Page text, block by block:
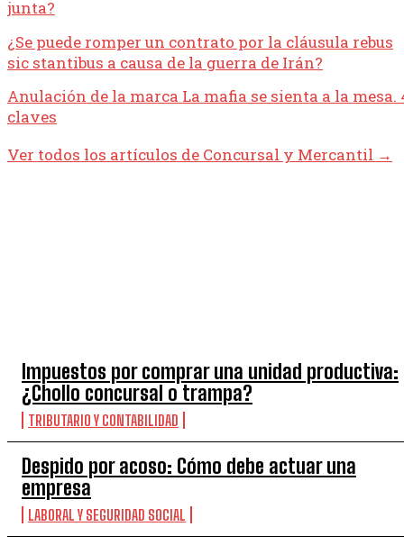
Impuestos por comprar una unidad productiva:
¿Chollo concursal o trampa?
TRIBUTARIO Y CONTABILIDAD
Despido por acoso: Cómo debe actuar una
empresa
LABORAL Y SEGURIDAD SOCIAL
junta?
¿Se puede romper un contrato por la cláusula rebus
sic stantibus a causa de la guerra de Irán?
Anulación de la marca La mafia se sienta a la mesa.
claves
Ver todos los artículos de Concursal y Mercantil →